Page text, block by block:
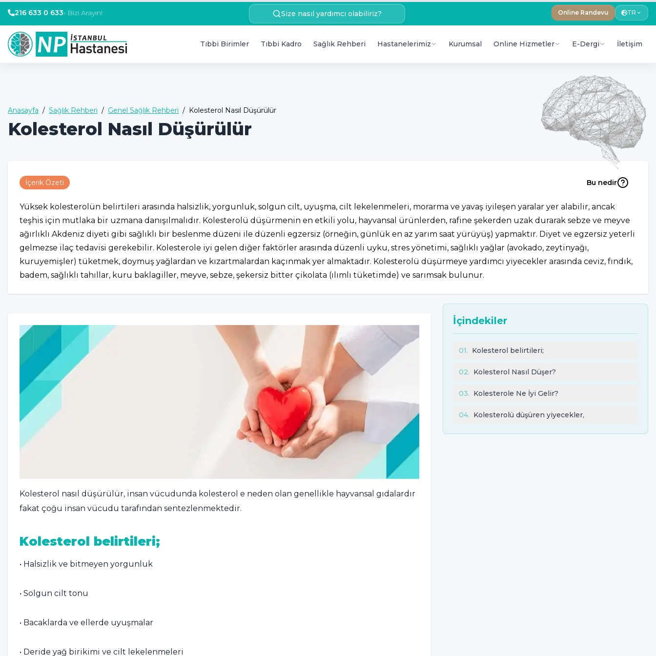
216 633 0 633• Bizi Arayın! Size nasıl yardımcı olabiliriz? Online Randevu TR
Tıbbi Birimler Tıbbi Kadro Sağlık Rehberi Hastanelerimiz Kurumsal Online Hizmetler E-Dergi İletişim
Anasayfa / Sağlık Rehberi / Genel Sağlık Rehberi / Kolesterol Nasıl Düşürülür
Kolesterol Nasıl Düşürülür
İçerik Özeti Bu nedir
Yüksek kolesterolün belirtileri arasında halsizlik, yorgunluk, solgun cilt, uyuşma, cilt lekelenmeleri, morarma ve yavaş iyileşen yaralar yer alabilir, ancak
teşhis için mutlaka bir uzmana danışılmalıdır. Kolesterolü düşürmenin en etkili yolu, hayvansal ürünlerden, rafine şekerden uzak durarak sebze ve meyve
ağırlıklı Akdeniz diyeti gibi sağlıklı bir beslenme düzeni ile düzenli egzersiz (örneğin, günlük en az yarım saat yürüyüş) yapmaktır. Diyet ve egzersiz yeterli
gelmezse ilaç tedavisi gerekebilir. Kolesterole iyi gelen diğer faktörler arasında düzenli uyku, stres yönetimi, sağlıklı yağlar (avokado, zeytinyağı,
kuruyemişler) tüketmek, doymuş yağlardan ve kızartmalardan kaçınmak yer almaktadır. Kolesterolü düşürmeye yardımcı yiyecekler arasında ceviz, fındık,
badem, sağlıklı tahıllar, kuru baklagiller, meyve, sebze, şekersiz bitter çikolata (ılımlı tüketimde) ve sarımsak bulunur.
Kolesterol nasıl düşürülür, insan vücudunda kolesterol e neden olan genellikle hayvansal gıdalardır
fakat çoğu insan vücudu tarafından sentezlenmektedir.
Kolesterol belirtileri;
• Halsizlik ve bitmeyen yorgunluk
• Solgun cilt tonu
• Bacaklarda ve ellerde uyuşmalar
• Deride yağ birikimi ve cilt lekelenmeleri
İçindekiler
01. Kolesterol belirtileri;
02. Kolesterol Nasıl Düşer?
03. Kolesterole Ne İyi Gelir?
04. Kolesterolü düşüren yiyecekler,